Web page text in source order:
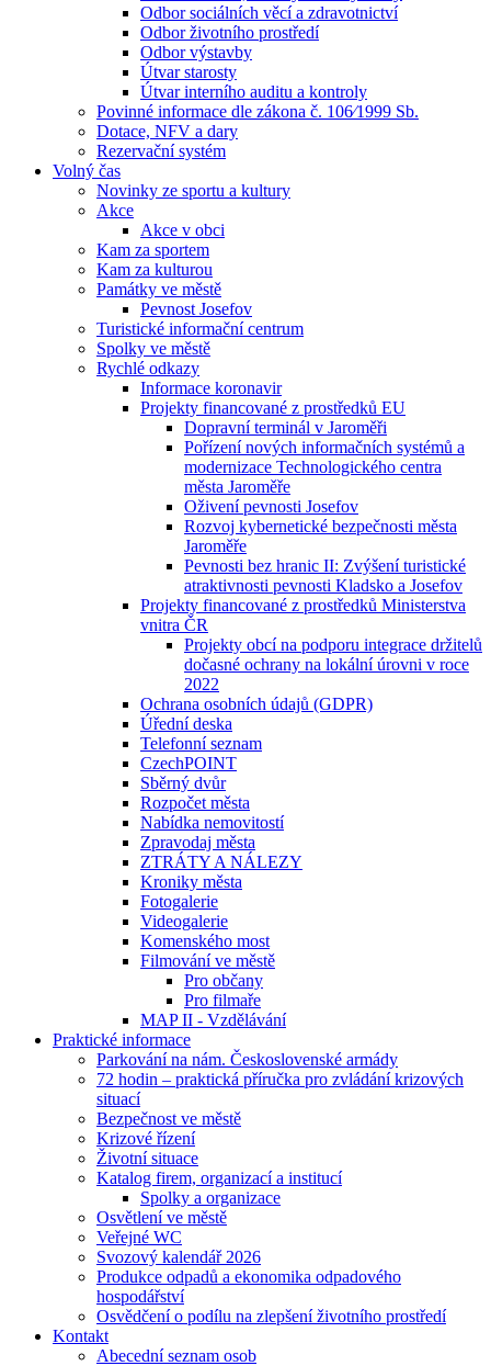
Odbor sociálních věcí a zdravotnictví
Odbor životního prostředí
Odbor výstavby
Útvar starosty
Útvar interního auditu a kontroly
Povinné informace dle zákona č. 106⁄1999 Sb.
Dotace, NFV a dary
Rezervační systém
Volný čas
Novinky ze sportu a kultury
Akce
Akce v obci
Kam za sportem
Kam za kulturou
Památky ve městě
Pevnost Josefov
Turistické informační centrum
Spolky ve městě
Rychlé odkazy
Informace koronavir
Projekty financované z prostředků EU
Dopravní terminál v Jaroměři
Pořízení nových informačních systémů a
modernizace Technologického centra
města Jaroměře
Oživení pevnosti Josefov
Rozvoj kybernetické bezpečnosti města
Jaroměře
Pevnosti bez hranic II: Zvýšení turistické
atraktivnosti pevnosti Kladsko a Josefov
Projekty financované z prostředků Ministerstva
vnitra ČR
Projekty obcí na podporu integrace držitelů
dočasné ochrany na lokální úrovni v roce
2022
Ochrana osobních údajů (GDPR)
Úřední deska
Telefonní seznam
CzechPOINT
Sběrný dvůr
Rozpočet města
Nabídka nemovitostí
Zpravodaj města
ZTRÁTY A NÁLEZY
Kroniky města
Fotogalerie
Videogalerie
Komenského most
Filmování ve městě
Pro občany
Pro filmaře
MAP II - Vzdělávání
Praktické informace
Parkování na nám. Československé armády
72 hodin – praktická příručka pro zvládání krizových
situací
Bezpečnost ve městě
Krizové řízení
Životní situace
Katalog firem, organizací a institucí
Spolky a organizace
Osvětlení ve městě
Veřejné WC
Svozový kalendář 2026
Produkce odpadů a ekonomika odpadového
hospodářství
Osvědčení o podílu na zlepšení životního prostředí
Kontakt
Abecední seznam osob